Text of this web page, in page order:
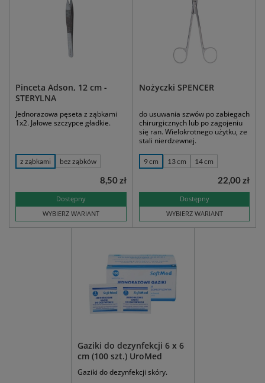
Pinceta Adson, 12 cm -
STERYLNA
Jednorazowa pęseta z ząbkami
1x2. Jałowe szczypce gładkie.
z ząbkami bez ząbków
Dostępny
WYBIERZ WARIANT
8,50 zł
Nożyczki SPENCER
do usuwania szwów po zabiegach
chirurgicznych lub po zagojeniu
się ran. Wielokrotnego użytku, ze
stali nierdzewnej.
9 cm 13 cm 14 cm
Dostępny
WYBIERZ WARIANT
22,00 zł
Gaziki do dezynfekcji 6 x 6
cm (100 szt.) UroMed
Gaziki do dezynfekcji skóry.